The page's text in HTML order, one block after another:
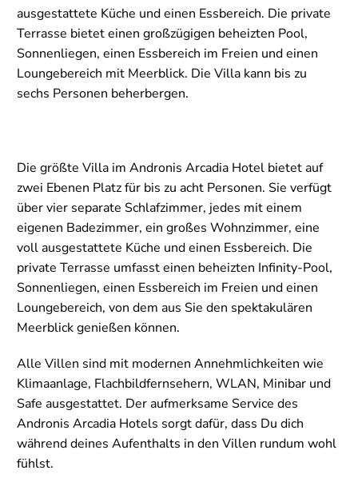
ausgestattete Küche und einen Essbereich. Die private
Terrasse bietet einen großzügigen beheizten Pool,
Sonnenliegen, einen Essbereich im Freien und einen
Loungebereich mit Meerblick. Die Villa kann bis zu
sechs Personen beherbergen.
Die größte Villa im Andronis Arcadia Hotel bietet auf
zwei Ebenen Platz für bis zu acht Personen. Sie verfügt
über vier separate Schlafzimmer, jedes mit einem
eigenen Badezimmer, ein großes Wohnzimmer, eine
voll ausgestattete Küche und einen Essbereich. Die
private Terrasse umfasst einen beheizten Infinity-Pool,
Sonnenliegen, einen Essbereich im Freien und einen
Loungebereich, von dem aus Sie den spektakulären
Meerblick genießen können.
Alle Villen sind mit modernen Annehmlichkeiten wie
Klimaanlage, Flachbildfernsehern, WLAN, Minibar und
Safe ausgestattet. Der aufmerksame Service des
Andronis Arcadia Hotels sorgt dafür, dass Du dich
während deines Aufenthalts in den Villen rundum wohl
fühlst.